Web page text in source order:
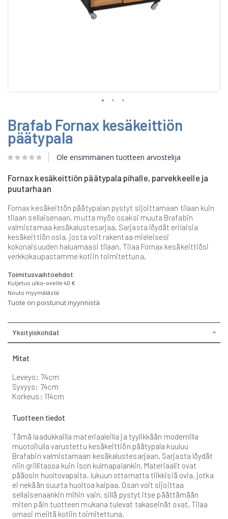
to
the
beginning
of
the
gallery
Brafab Fornax kesäkeittiön
päätypala
Ole ensimmäinen tuotteen arvostelija
Fornax kesäkeittiön päätypala pihalle, parvekkeelle ja
puutarhaan
Fornax kesäkeittön päätypalan pystyt sijoittamaan tilaan kuin
tilaan sellaisenaan, mutta myös osaksi muuta Brafabin
valmistamaa kesäkalustesarjaa. Sarjasta löydät erilaisia
kesäkeittiön osia, josta voit rakentaa mieleisesi
kokonaisuuden haluamaasi tilaan. Tilaa Fornax kesäkeittiösi
verkkokaupastamme kotiin toimitettuna.
Toimitusvaihtoehdot
Kuljetus ulko-ovelle 40 €
Nouto myymälästä
Tuote on poistunut myynnistä
Yksityiskohdat
Mitat
Leveys: 74cm
Syvyys: 74cm
Korkeus: 114cm
Tuotteen tiedot
Tämä laadukkailla materiaaleilla ja tyylikkään modernilla
muotoilulla varustettu kesäkeittiön päätypala kuuluu
Brafabin valmistamaan kesäkalustesarjaan. Sarjasta löydät
niin grillitasoa kuin ison kulmapalankin. Materiaalit ovat
pääosin huoltovapaita, lukuun ottamatta tiikkisiä ovia, jotka
ei nekään suurta huoltoa kaipaa. Osan voit sijoittaa
sellaisenaankin mihin vain, sillä pystyt itse päättämään
miten päin tuotteen mukana tulevat takaseinät ovat. Tilaa
omasi meiltä kotiin toimitettuna.